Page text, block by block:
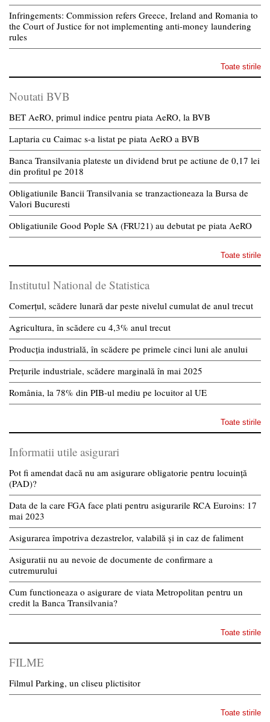
Infringements: Commission refers Greece, Ireland and Romania to
the Court of Justice for not implementing anti-money laundering
rules
Toate stirile
Noutati BVB
BET AeRO, primul indice pentru piata AeRO, la BVB
Laptaria cu Caimac s-a listat pe piata AeRO a BVB
Banca Transilvania plateste un dividend brut pe actiune de 0,17 lei
din profitul pe 2018
Obligatiunile Bancii Transilvania se tranzactioneaza la Bursa de
Valori Bucuresti
Obligatiunile Good Pople SA (FRU21) au debutat pe piata AeRO
Toate stirile
Institutul National de Statistica
Comerțul, scădere lunară dar peste nivelul cumulat de anul trecut
Agricultura, în scădere cu 4,3% anul trecut
Producția industrială, în scădere pe primele cinci luni ale anului
Prețurile industriale, scădere marginală în mai 2025
România, la 78% din PIB-ul mediu pe locuitor al UE
Toate stirile
Informatii utile asigurari
Pot fi amendat dacă nu am asigurare obligatorie pentru locuință
(PAD)?
Data de la care FGA face plati pentru asigurarile RCA Euroins: 17
mai 2023
Asigurarea împotriva dezastrelor, valabilă și in caz de faliment
Asiguratii nu au nevoie de documente de confirmare a
cutremurului
Cum functioneaza o asigurare de viata Metropolitan pentru un
credit la Banca Transilvania?
Toate stirile
FILME
Filmul Parking, un cliseu plictisitor
Toate stirile